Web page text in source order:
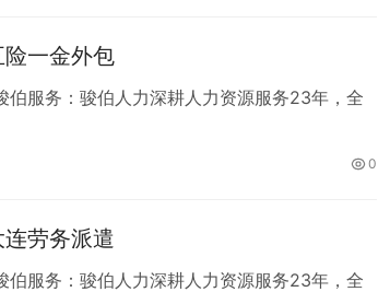
一金外包
服务：骏伯人力深耕人力资源服务23年，全
0
劳务派遣
服务：骏伯人力深耕人力资源服务23年，全